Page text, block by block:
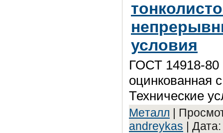
условия
ГОСТ 14918-80
оцинкованная
Технические
Meтaлл |
andreykas |